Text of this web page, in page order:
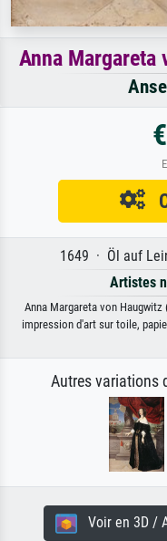
Anna Margareta
1649 · Öl auf
Artistes
Anna Margareta von Haugwitz
impression d'art sur toile,
Autres variations
Voir en 3D /